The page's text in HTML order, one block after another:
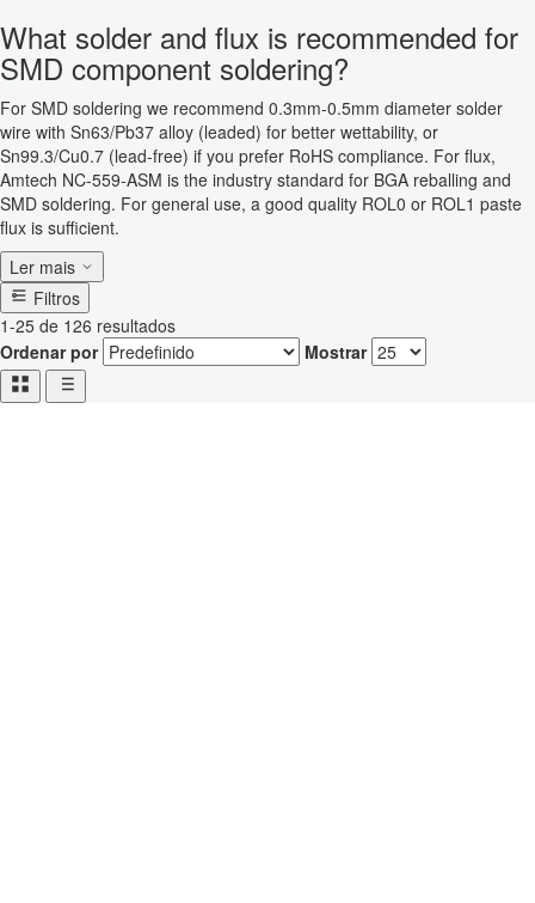
What solder and flux is recommended for
SMD component soldering?
For SMD soldering we recommend 0.3mm-0.5mm diameter solder
wire with Sn63/Pb37 alloy (leaded) for better wettability, or
Sn99.3/Cu0.7 (lead-free) if you prefer RoHS compliance. For flux,
Amtech NC-559-ASM is the industry standard for BGA reballing and
SMD soldering. For general use, a good quality ROL0 or ROL1 paste
flux is sufficient.
Ler mais
Filtros
1-25 de 126 resultados
Ordenar por
Mostrar